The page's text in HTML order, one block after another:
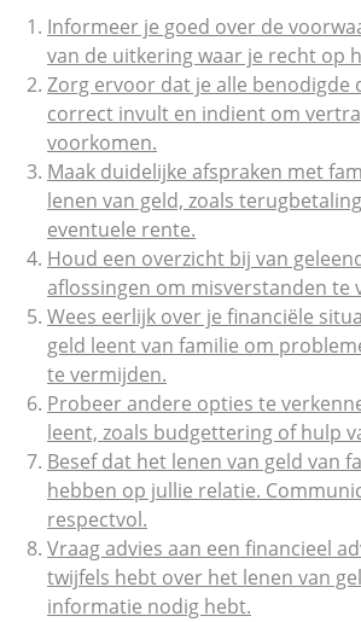
Informeer je goed over de
van de uitkering waar je recht op
Zorg ervoor dat je alle benodigde
correct invult en indient om
voorkomen.
Maak duidelijke afspraken met
lenen van geld, zoals
eventuele rente.
Houd een overzicht bij van
aflossingen om misverstanden te
Wees eerlijk over je financiële
geld leent van familie om
te vermijden.
Probeer andere opties te
leent, zoals budgettering of hulp
Besef dat het lenen van geld van
hebben op jullie relatie.
respectvol.
Vraag advies aan een financieel
twijfels hebt over het lenen van
informatie nodig hebt.